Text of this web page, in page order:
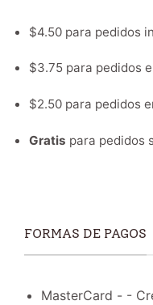
$4.50 para pedidos
$3.75 para pedidos
$2.50 para pedidos
Gratis para pedidos
FORMAS DE PAGOS
MasterCard - -